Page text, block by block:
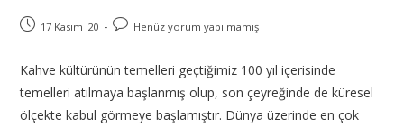
17 Kasım '20 Henüz yorum yapılmamış
Kahve kültürünün temelleri geçtiğimiz 100 yıl içerisinde
temelleri atılmaya başlanmış olup, son çeyreğinde de küresel
ölçekte kabul görmeye başlamıştır. Dünya üzerinde en çok